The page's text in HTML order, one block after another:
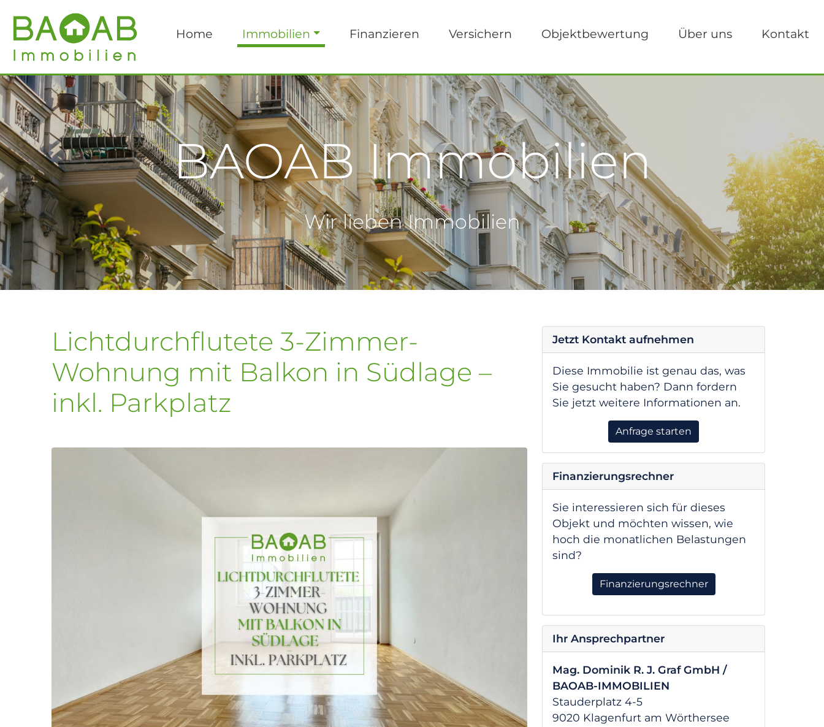
Home Immobilien Finanzieren Versichern Objektbewertung Über uns Kontakt
BAOAB Immobilien
Wir lieben Immobilien
Lichtdurchflutete 3-Zimmer-
Wohnung mit Balkon in Südlage –
inkl. Parkplatz
Jetzt Kontakt aufnehmen
Diese Immobilie ist genau das, was
Sie gesucht haben? Dann fordern
Sie jetzt weitere Informationen an.
Anfrage starten
Finanzierungsrechner
Sie interessieren sich für dieses
Objekt und möchten wissen, wie
hoch die monatlichen Belastungen
sind?
Finanzierungsrechner
Ihr Ansprechpartner
Mag. Dominik R. J. Graf GmbH /
BAOAB-IMMOBILIEN
Stauderplatz 4-5
9020 Klagenfurt am Wörthersee